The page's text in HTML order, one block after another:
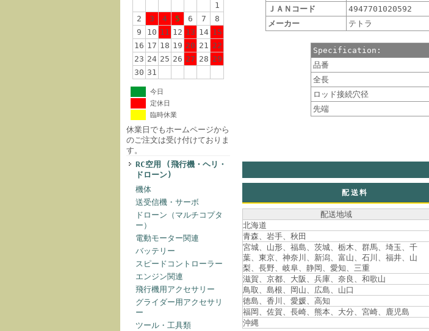
1
2
3 4 5 6 7
8
9
10 11 12 13 14 15
16 17 18 19 20 21 22
23 24 25 26 27 28 29
30 31
今日
定休日
臨時休業
休業日でもホームページから
のご注文は受け付けておりま
す。
RC空用 (飛行機・ヘリ・
ドローン)
機体
送受信機・サーボ
ドローン（マルチコプタ
ー）
電動モーター関連
バッテリー
スピードコントローラー
エンジン関連
飛行機用アクセサリー
グライダー用アクセサリ
ー
ツール・工具類
ＪＡＮコード
4947701020592
メーカー
テトラ
Specification:
品番
全長
ロッド接続穴径
先端
配送料
配送地域
北海道
青森、岩手、秋田
宮城、山形、福島、茨城、栃木、群馬、埼玉、千
葉、東京、神奈川、新潟、富山、石川、福井、山
梨、長野、岐阜、静岡、愛知、三重
滋賀、京都、大阪、兵庫、奈良、和歌山
鳥取、島根、岡山、広島、山口
徳島、香川、愛媛、高知
福岡、佐賀、長崎、熊本、大分、宮崎、鹿児島
沖縄